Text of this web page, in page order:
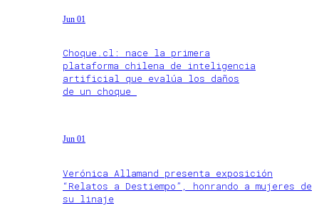
Jun 01
Choque.cl: nace la primera
plataforma chilena de inteligencia
artificial que evalúa los daños
de un choque
Jun 01
Verónica Allamand presenta exposición
“Relatos a Destiempo”, honrando a mujeres de
su linaje